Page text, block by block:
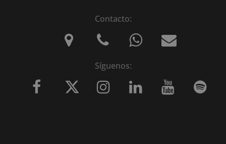
Contacto:
Síguenos: